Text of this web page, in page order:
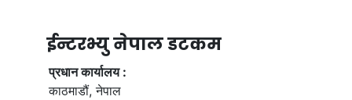
ईन्टरभ्यु नेपाल डटकम
प्रधान कार्यालय :
काठमाडौं, नेपाल